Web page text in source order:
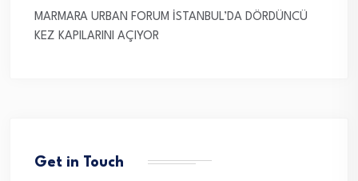
MARMARA URBAN FORUM İSTANBUL’DA DÖRDÜNCÜ
KEZ KAPILARINI AÇIYOR
Get in Touch